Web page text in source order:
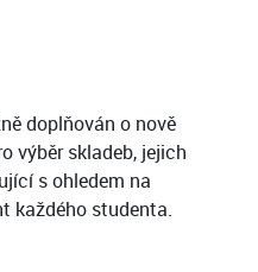
doplňován o nově
výběr skladeb, jejich
s ohledem na
každého studenta.